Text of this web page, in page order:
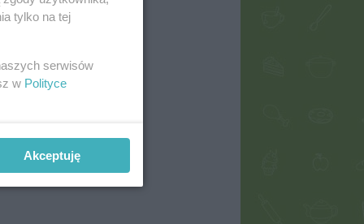
tylko na tej
serwisów
w Polityce
Akceptuję